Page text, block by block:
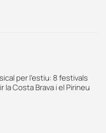
per l’estiu: 8 festivals
la Costa Brava i el Pirineu